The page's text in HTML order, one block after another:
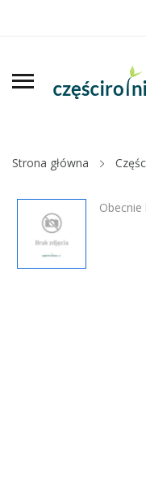
Strona główna
Obecnie